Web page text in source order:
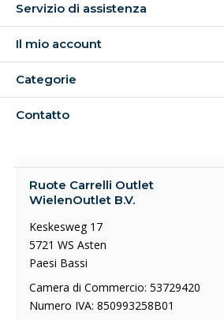
Servizio di assistenza
Il mio account
Categorie
Contatto
Ruote Carrelli Outlet
WielenOutlet B.V.
Keskesweg 17
5721 WS Asten
Paesi Bassi
Camera di Commercio: 53729420
Numero IVA: 850993258B01